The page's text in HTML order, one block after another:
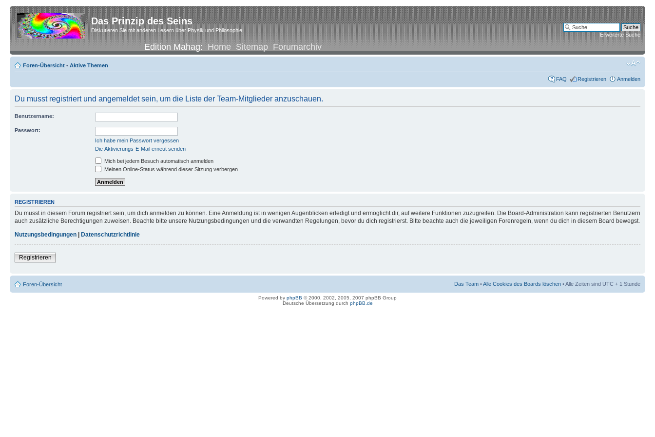
Das Prinzip des Seins
Diskutieren Sie mit anderen Lesern über Physik und Philosophie
Edition Mahag:Home Sitemap Forumarchiv
Erweiterte Suche
Foren-Übersicht • Aktive Themen
FAQ Registrieren Anmelden
Du musst registriert und angemeldet sein, um die Liste der Team-Mitglieder anzuschauen.
Benutzername:
Passwort:
Ich habe mein Passwort vergessen
Die Aktivierungs-E-Mail erneut senden
Mich bei jedem Besuch automatisch anmelden
Meinen Online-Status während dieser Sitzung verbergen
REGISTRIEREN
Du musst in diesem Forum registriert sein, um dich anmelden zu können. Eine Anmeldung ist in wenigen Augenblicken erledigt und ermöglicht dir, auf weitere Funktionen zuzugreifen. Die Board-Administration kann registrierten Benutzern
auch zusätzliche Berechtigungen zuweisen. Beachte bitte unsere Nutzungsbedingungen und die verwandten Regelungen, bevor du dich registrierst. Bitte beachte auch die jeweiligen Forenregeln, wenn du dich in diesem Board bewegst.
Nutzungsbedingungen
Datenschutzrichtlinie
Registrieren
Foren-Übersicht Das Team •Alle Cookies des Boards löschen • Alle Zeiten sind UTC + 1 Stunde
Powered by phpBB © 2000, 2002, 2005, 2007 phpBB Group
Deutsche Übersetzung durch phpBB.de